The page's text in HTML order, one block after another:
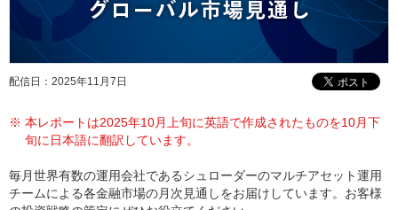
配信日：2025年11月7日
※ 本レポートは2025年10月上旬に英語で作成されたものを10月下
旬に日本語に翻訳しています。
毎月世界有数の運用会社であるシュローダーのマルチアセット運用
チームによる各金融市場の月次見通しをお届けしています。お客様